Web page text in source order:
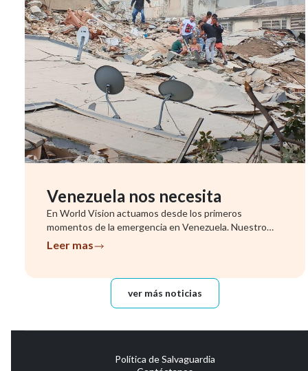
Venezuela nos necesita
En World Vision actuamos desde los primeros
momentos de la emergencia en Venezuela. Nuestro
equipo ya se encuentra evalu...
Leer mas
ver más noticias
Política de Salvaguardia